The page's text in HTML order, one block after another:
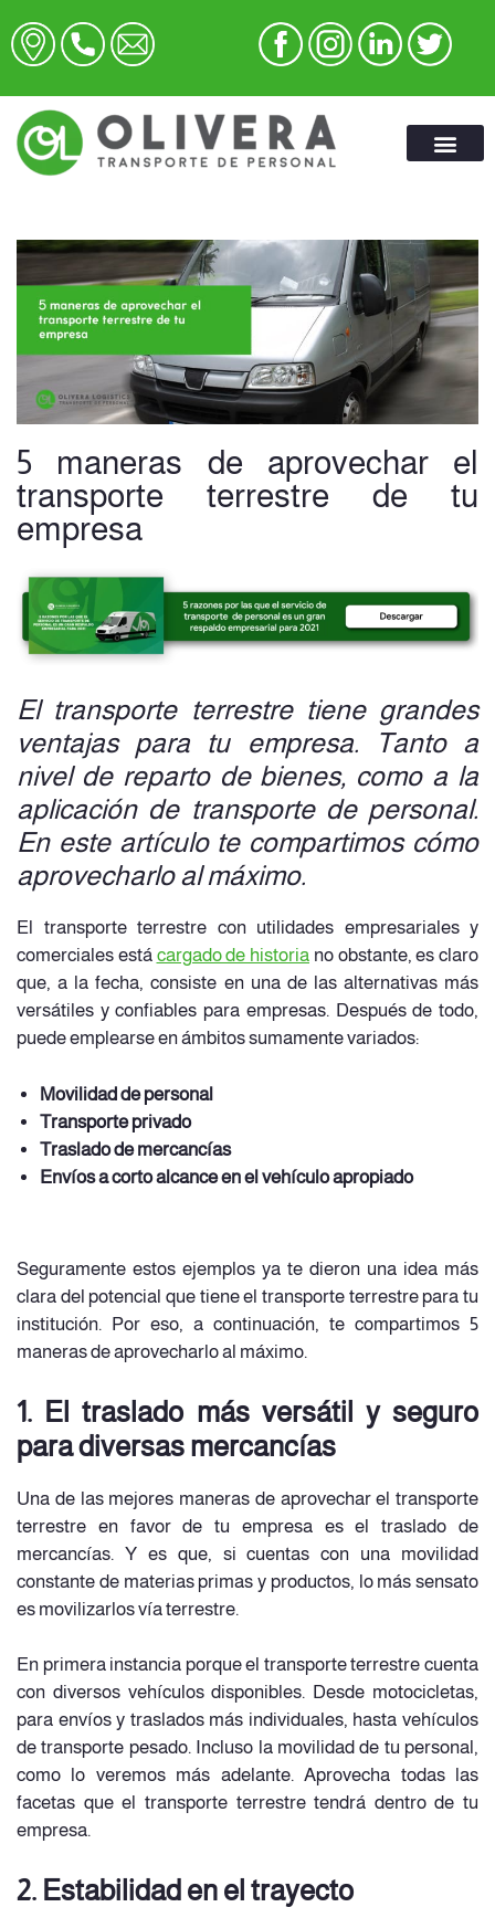
5 maneras de aprovechar el
transporte terrestre de tu
empresa
El transporte terrestre tiene grandes
ventajas para tu empresa. Tanto a
nivel de reparto de bienes, como a la
aplicación de transporte de personal.
En este artículo te compartimos cómo
aprovecharlo al máximo.
El transporte terrestre con utilidades empresariales y
comerciales está cargado de historia no obstante, es claro
que, a la fecha, consiste en una de las alternativas más
versátiles y confiables para empresas. Después de todo,
puede emplearse en ámbitos sumamente variados:
Movilidad de personal
Transporte privado
Traslado de mercancías
Envíos a corto alcance en el vehículo apropiado
Seguramente estos ejemplos ya te dieron una idea más
clara del potencial que tiene el transporte terrestre para tu
institución. Por eso, a continuación, te compartimos 5
maneras de aprovecharlo al máximo.
1. El traslado más versátil y seguro
para diversas mercancías
Una de las mejores maneras de aprovechar el transporte
terrestre en favor de tu empresa es el traslado de
mercancías. Y es que, si cuentas con una movilidad
constante de materias primas y productos, lo más sensato
es movilizarlos vía terrestre.
En primera instancia porque el transporte terrestre cuenta
con diversos vehículos disponibles. Desde motocicletas,
para envíos y traslados más individuales, hasta vehículos
de transporte pesado. Incluso la movilidad de tu personal,
como lo veremos más adelante. Aprovecha todas las
facetas que el transporte terrestre tendrá dentro de tu
empresa.
2. Estabilidad en el trayecto